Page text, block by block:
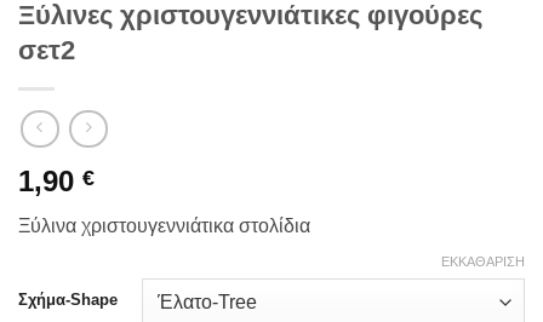
Ξύλινες χριστουγεννιάτικες φιγούρες
σετ2
1,90 €
Ξύλινα χριστουγεννιάτικα στολίδια
Σχήμα-Shape
ΕΚΚΑΘΆΡΙΣΗ